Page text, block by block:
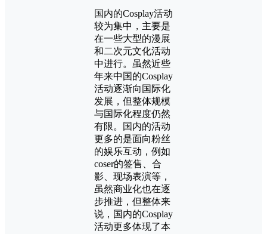
国内的Cosplay活动
较为集中，主要是
在一些大型的漫展
和二次元文化活动
中进行。虽然近些
年来中国的Cosplay
活动逐渐向国际化
发展，但整体规模
与国际化程度仍然
有限。国内的活动
更多的是面向粉丝
的娱乐互动，例如
coser的签售、合
影、现场表演等，
虽然商业化也在逐
步推进，但整体来
说，国内的Cosplay
活动更多体现了本